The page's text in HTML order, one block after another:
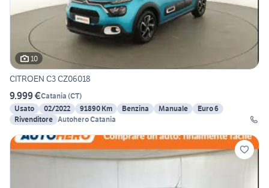
10
CITROEN C3 CZ06018
9.999 €Catania (CT)
Usato
02/2022 91890 Km Benzina Manuale
Euro 6
Rivenditore Autohero Catania